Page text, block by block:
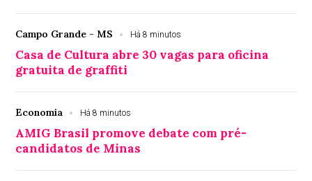
Campo Grande - MS Há 8 minutos
Casa de Cultura abre 30 vagas para oficina
gratuita de graffiti
Economia Há 8 minutos
AMIG Brasil promove debate com pré-
candidatos de Minas